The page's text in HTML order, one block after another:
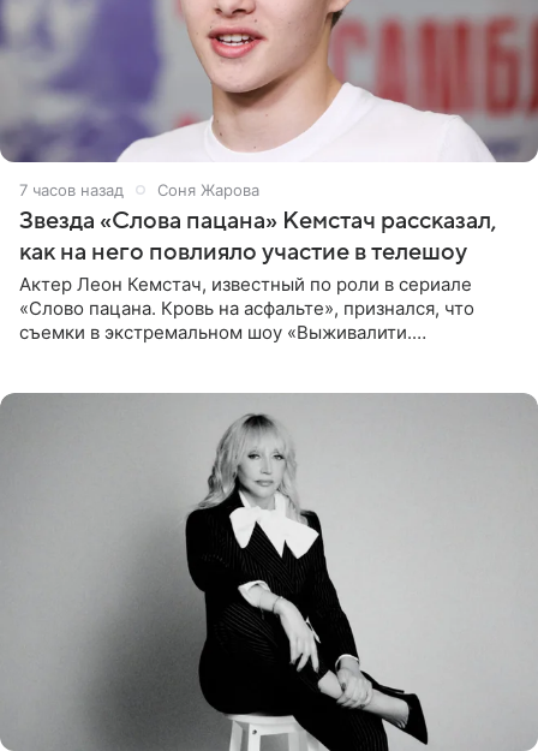
7 часов назад Соня Жарова
Звезда «Слова пацана» Кемстач рассказал,
как на него повлияло участие в телешоу
Актер Леон Кемстач, известный по роли в сериале
«Слово пацана. Кровь на асфальте», признался, что
съемки в экстремальном шоу «Выживалити.